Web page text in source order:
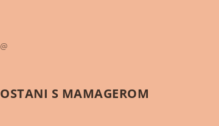
@
OSTANI S MAMAGEROM